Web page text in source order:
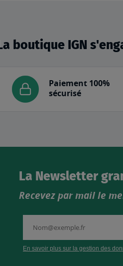
boutique IGN
Paiement 100%
sécurisé
La Newsletter
Recevez par mail le